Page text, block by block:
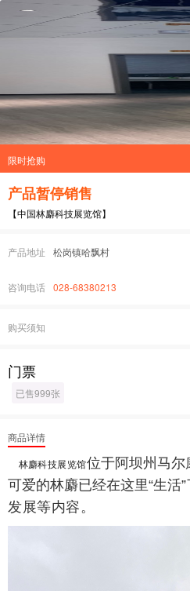
限时抢购
产品暂停销售
【中国林麝科技展览馆】
产品地址 松岗镇哈飘村
咨询电话 028-68380213
购买须知
门票
已售999张
商品详情
林麝科技展览馆位于阿坝州马尔
可爱的林麝已经在这里“生活
发展等内容。